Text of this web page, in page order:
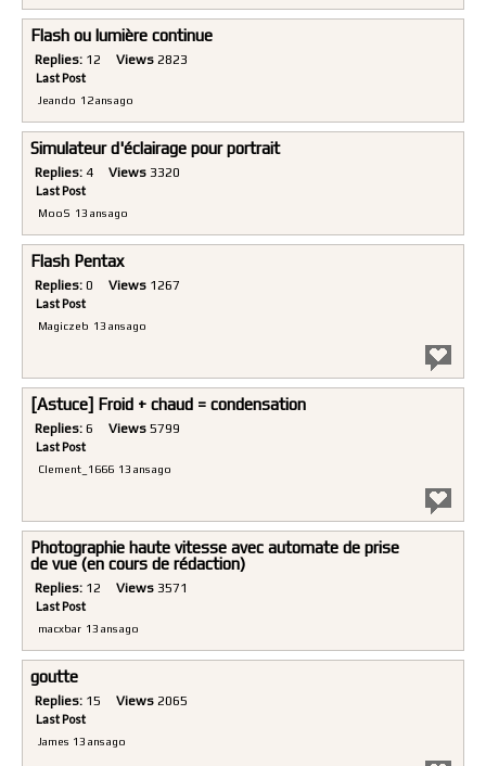
Flash ou lumière continue
Replies: 12 Views 2823
Last Post
Jeando 12 ans ago
Simulateur d'éclairage pour portrait
Replies: 4 Views 3320
Last Post
MooS 13 ans ago
Flash Pentax
Replies: 0 Views 1267
Last Post
Magiczeb 13 ans ago
[Astuce] Froid + chaud = condensation
Replies: 6 Views 5799
Last Post
Clement_1666 13 ans ago
Photographie haute vitesse avec automate de prise
de vue (en cours de rédaction)
Replies: 12 Views 3571
Last Post
macxbar 13 ans ago
goutte
Replies: 15 Views 2065
Last Post
James 13 ans ago